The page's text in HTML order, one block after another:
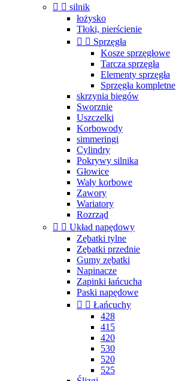
  silnik
łożysko
Tłoki, pierścienie
  Sprzęgła
Kosze sprzęgłowe
Tarcza sprzęgła
Elementy sprzęgła
Sprzęgła kompletne
skrzynia biegów
Sworznie
Uszczelki
Korbowody
simmeringi
Cylindry
Pokrywy silnika
Głowice
Wały korbowe
Zawory
Wariatory
Rozrząd
  Układ napędowy
Zębatki tylne
Zębatki przednie
Gumy zębatki
Napinacze
Zapinki łańcucha
Paski napędowe
  Łańcuchy
428
415
420
530
520
525